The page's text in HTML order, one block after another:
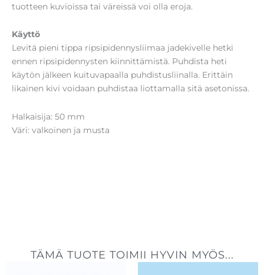
tuotteen kuvioissa tai väreissä voi olla eroja.
Käyttö
Levitä pieni tippa ripsipidennysliimaa jadekivelle hetki
ennen ripsipidennysten kiinnittämistä. Puhdista heti
käytön jälkeen kuituvapaalla puhdistusliinalla. Erittäin
likainen kivi voidaan puhdistaa liottamalla sitä asetonissa.
Halkaisija: 50 mm
Väri: valkoinen ja musta
TÄMÄ TUOTE TOIMII HYVIN MYÖS...